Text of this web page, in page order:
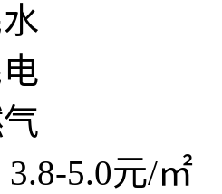
3.8-5.0元/㎡